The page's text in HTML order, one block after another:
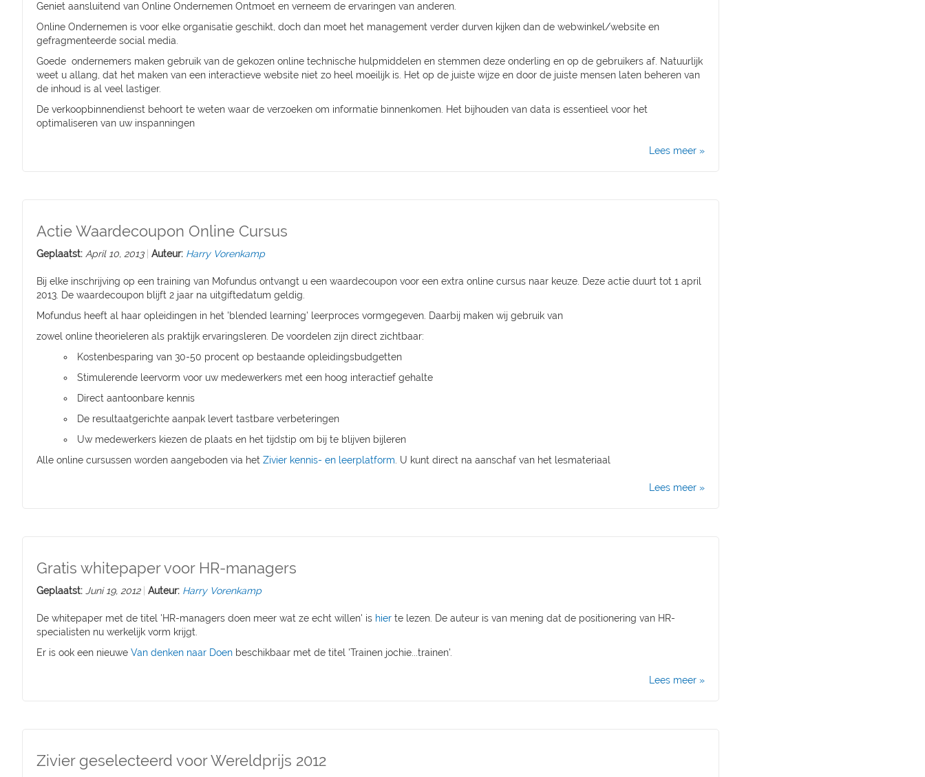
Geniet aansluitend van Online Ondernemen Ontmoet en verneem de ervaringen van anderen.
Online Ondernemen is voor elke organisatie geschikt, doch dan moet het management verder durven kijken dan de webwinkel/website en
gefragmenteerde social media.
Goede ondernemers maken gebruik van de gekozen online technische hulpmiddelen en stemmen deze onderling en op de gebruikers af. Natuurlijk
weet u allang, dat het maken van een interactieve website niet zo heel moeilijk is. Het op de juiste wijze en door de juiste mensen laten beheren van
de inhoud is al veel lastiger.
De verkoopbinnendienst behoort te weten waar de verzoeken om informatie binnenkomen. Het bijhouden van data is essentieel voor het
optimaliseren van uw inspanningen
Lees meer »
Actie Waardecoupon Online Cursus
Geplaatst: April 10, 2013 Auteur: Harry Vorenkamp
Bij elke inschrijving op een training van Mofundus ontvangt u een waardecoupon voor een extra online cursus naar keuze. Deze actie duurt tot 1 april
2013. De waardecoupon blijft 2 jaar na uitgiftedatum geldig.
Mofundus heeft al haar opleidingen in het 'blended learning' leerproces vormgegeven. Daarbij maken wij gebruik van
zowel online theorieleren als praktijk ervaringsleren. De voordelen zijn direct zichtbaar:
Kostenbesparing van 30-50 procent op bestaande opleidingsbudgetten
Stimulerende leervorm voor uw medewerkers met een hoog interactief gehalte
Direct aantoonbare kennis
De resultaatgerichte aanpak levert tastbare verbeteringen
Uw medewerkers kiezen de plaats en het tijdstip om bij te blijven bijleren
Alle online cursussen worden aangeboden via het Zivier kennis- en leerplatform . U kunt direct na aanschaf van het lesmateriaal
Lees meer »
Gratis whitepaper voor HR-managers
Geplaatst: Juni 19, 2012 Auteur: Harry Vorenkamp
De whitepaper met de titel 'HR-managers doen meer wat ze echt willen' is hier te lezen. De auteur is van mening dat de positionering van HR-
specialisten nu werkelijk vorm krijgt.
Er is ook een nieuwe Van denken naar Doen beschikbaar met de titel 'Trainen jochie...trainen'.
Lees meer »
Zivier geselecteerd voor Wereldprijs 2012